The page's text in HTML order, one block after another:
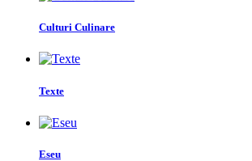
Culturi Culinare
Texte
Eseu